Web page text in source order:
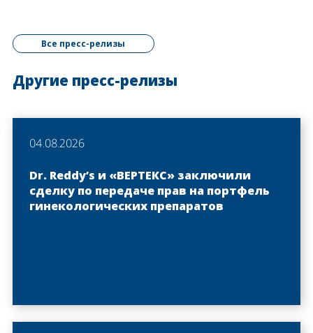
Все пресс-релизы
Другие пресс-релизы
04.08.2026
Dr. Reddy’s и «ВЕРТЕКС» заключили
сделку по передаче прав на портфель
гинекологических препаратов